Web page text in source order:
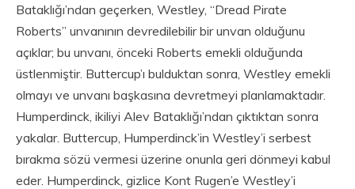
Bataklığı’ndan geçerken, Westley, “Dread Pirate
Roberts” unvanının devredilebilir bir unvan olduğunu
açıklar; bu unvanı, önceki Roberts emekli olduğunda
üstlenmiştir. Buttercup’ı bulduktan sonra, Westley emekli
olmayı ve unvanı başkasına devretmeyi planlamaktadır.
Humperdinck, ikiliyi Alev Bataklığı’ndan çıktıktan sonra
yakalar. Buttercup, Humperdinck’in Westley’i serbest
bırakma sözü vermesi üzerine onunla geri dönmeyi kabul
eder. Humperdinck, gizlice Kont Rugen’e Westley’i